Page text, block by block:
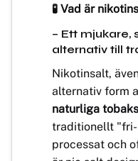
🧪 Vad är
– Ett
alternativ till
Nikotinsalt,
alternativ form
naturliga
traditionellt "fri-
processat och